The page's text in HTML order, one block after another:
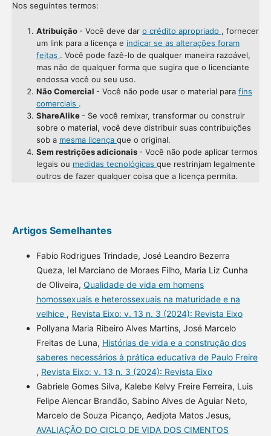
Nos seguintes termos:
Atribuição - Você deve dar o crédito apropriado , fornecer
um link para a licença e indicar se as alterações foram
feitas . Você pode fazê-lo de qualquer maneira razoável,
mas não de qualquer forma que sugira que o licenciante
endossa você ou seu uso.
Não Comercial - Você não pode usar o material para fins
comerciais .
ShareAlike - Se você remixar, transformar ou construir
sobre o material, você deve distribuir suas contribuições
sob a mesma licença que o original.
Sem restrições adicionais - Você não pode aplicar termos
legais ou medidas tecnológicas que restrinjam legalmente
outros de fazer qualquer coisa que a licença permita.
Artigos Semelhantes
Fabio Rodrigues Trindade, José Leandro Bezerra
Queza, Iel Marciano de Moraes Filho, Maria Liz Cunha
de Oliveira, Qualidade de vida em homens
homossexuais e heterossexuais na maturidade e na
velhice , Revista Eixo: v. 13 n. 3 (2024): Revista Eixo
Pollyana Maria Ribeiro Alves Martins, José Marcelo
Freitas de Luna, Histórias de vida e a construção dos
saberes necessários à prática educativa de Paulo Freire
, Revista Eixo: v. 13 n. 3 (2024): Revista Eixo
Gabriele Gomes Silva, Kalebe Kelvy Freire Ferreira, Luis
Felipe Alencar Brandão, Sabino Alves de Aguiar Neto,
Marcelo de Souza Picanço, Aedjota Matos Jesus,
AVALIAÇÃO DO CICLO DE VIDA DOS CIMENTOS